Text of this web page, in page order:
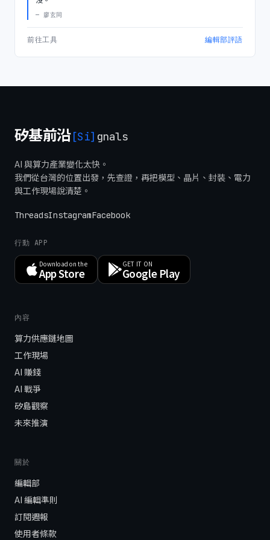
— 廖玄同
前往工具 編輯部評語
矽基前沿[Si] gnals
AI 與算力產業變化太快。
我們從台灣的位置出發，先查證，再把模型、晶片、封裝、電力
與工作現場說清楚。
ThreadsInstagramFacebook
行動 APP
Download on the
App Store
GET IT ON
Google Play
內容
算力供應鏈地圖
工作現場
AI 賺錢
AI 戰爭
矽島觀察
未來推演
關於
編輯部
AI 編輯準則
訂閱週報
使用者條款